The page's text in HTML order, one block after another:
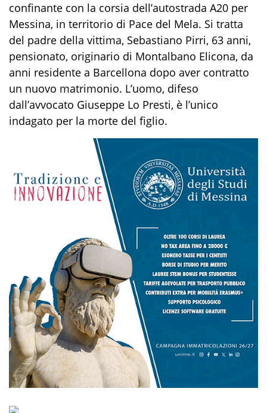
confinante con la corsia dell’autostrada A20 per
Messina, in territorio di Pace del Mela. Si tratta
del padre della vittima, Sebastiano Pirri, 63 anni,
pensionato, originario di Montalbano Elicona, da
anni residente a Barcellona dopo aver contratto
un nuovo matrimonio. L’uomo, difeso
dall’avvocato Giuseppe Lo Presti, è l’unico
indagato per la morte del figlio.